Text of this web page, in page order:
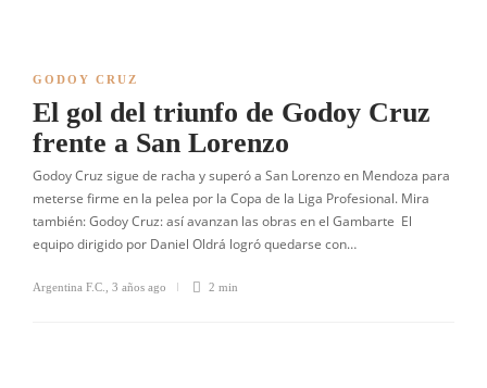
GODOY CRUZ
El gol del triunfo de Godoy Cruz
frente a San Lorenzo
Godoy Cruz sigue de racha y superó a San Lorenzo en Mendoza para
meterse firme en la pelea por la Copa de la Liga Profesional. Mira
también: Godoy Cruz: así avanzan las obras en el Gambarte El
equipo dirigido por Daniel Oldrá logró quedarse con…
Argentina F.C. 3 años ago 2 min